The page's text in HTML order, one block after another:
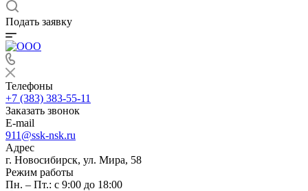
Подать заявку
Телефоны
+7 (383) 383-55-11
Заказать звонок
E-mail
911@ssk-nsk.ru
Адрес
г. Новосибирск, ул. Мира, 58
Режим работы
Пн. – Пт.: с 9:00 до 18:00